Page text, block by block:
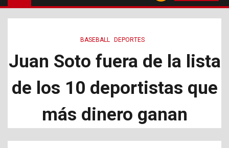
BASEBALL DEPORTES
Juan Soto fuera de la lista
de los 10 deportistas que
más dinero ganan